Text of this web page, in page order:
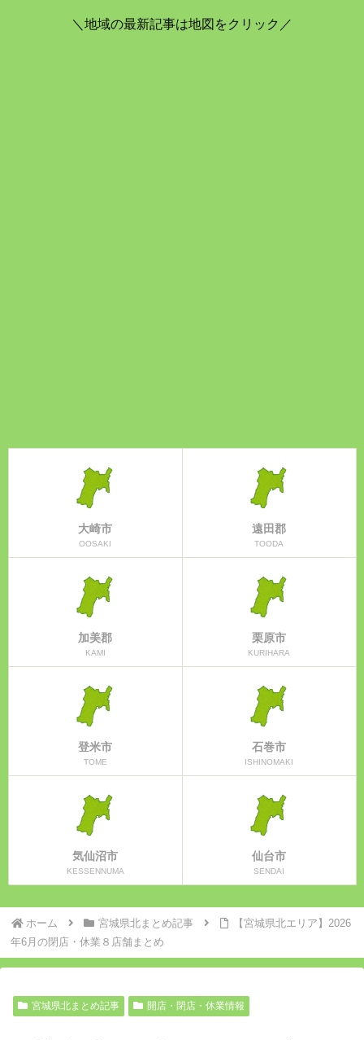
＼地域の最新記事は地図をクリック／
大崎市
OOSAKI
遠田郡
TOODA
加美郡
KAMI
栗原市
KURIHARA
登米市
TOME
石巻市
ISHINOMAKI
気仙沼市
KESSENNUMA
仙台市
SENDAI
ホーム 宮城県北まとめ記事
【宮城県北エリア】2026
年6月の閉店・休業８店舗まとめ
宮城県北まとめ記事 開店・閉店・休業情報